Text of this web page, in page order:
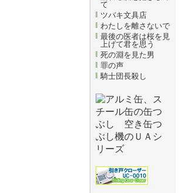
て
ツバキ文具店
わたしを離さないで
最後の医者は桜を見
上げて君を思う
死の淵を見た男
罪の声
騎士団長殺し